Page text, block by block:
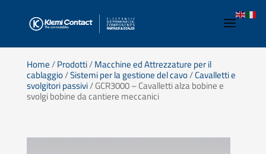
Home/Prodotti/Macchine ed Attrezzature per il
cablaggio/Sistemi per la gestione del cavo/Cavalletti e
svolgitori passivi/ GCR3000 – Cavalletti alza bobine e
svolgi bobine da cantiere meccanici